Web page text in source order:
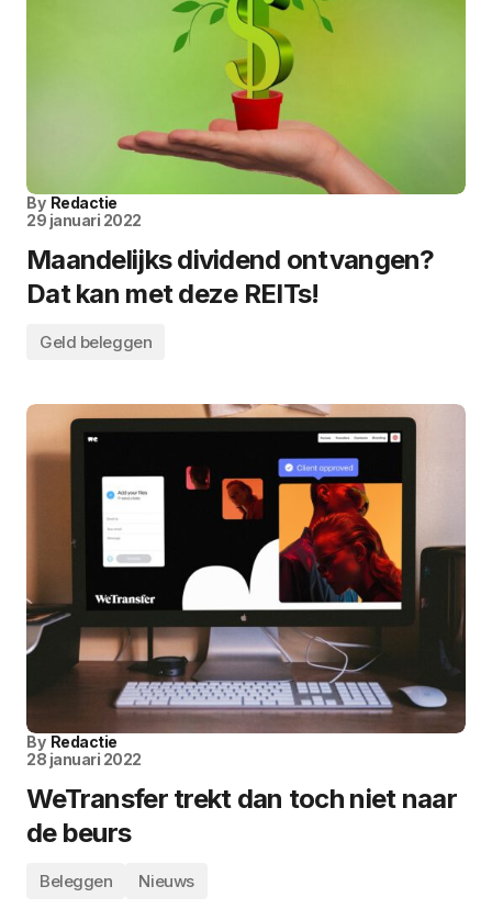
By Redactie
29 januari 2022
Maandelijks dividend ontvangen?
Dat kan met deze REITs!
Geld beleggen
By Redactie
28 januari 2022
WeTransfer trekt dan toch niet naar
de beurs
Beleggen Nieuws